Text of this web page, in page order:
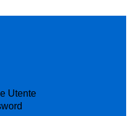
Utente